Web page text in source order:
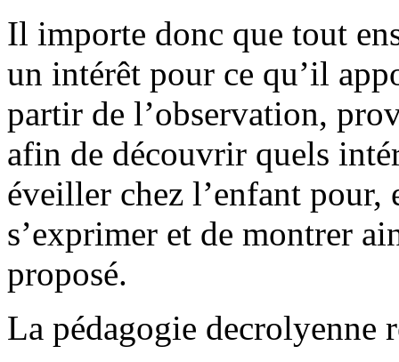
Il importe donc que tout
un intérêt pour ce qu’il
partir de l’observation,
afin de découvrir quels
éveiller chez l’enfant
s’exprimer et de montrer
proposé.
La pédagogie decrolyenne